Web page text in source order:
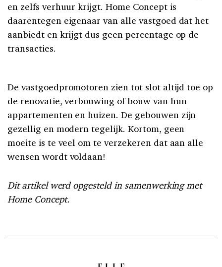
en zelfs verhuur krijgt. Home Concept is
daarentegen eigenaar van alle vastgoed dat het
aanbiedt en krijgt dus geen percentage op de
transacties.
De vastgoedpromotoren zien tot slot altijd toe op
de renovatie, verbouwing of bouw van hun
appartementen en huizen. De gebouwen zijn
gezellig en modern tegelijk. Kortom, geen
moeite is te veel om te verzekeren dat aan alle
wensen wordt voldaan!
Dit artikel werd opgesteld in samenwerking met
Home Concept.